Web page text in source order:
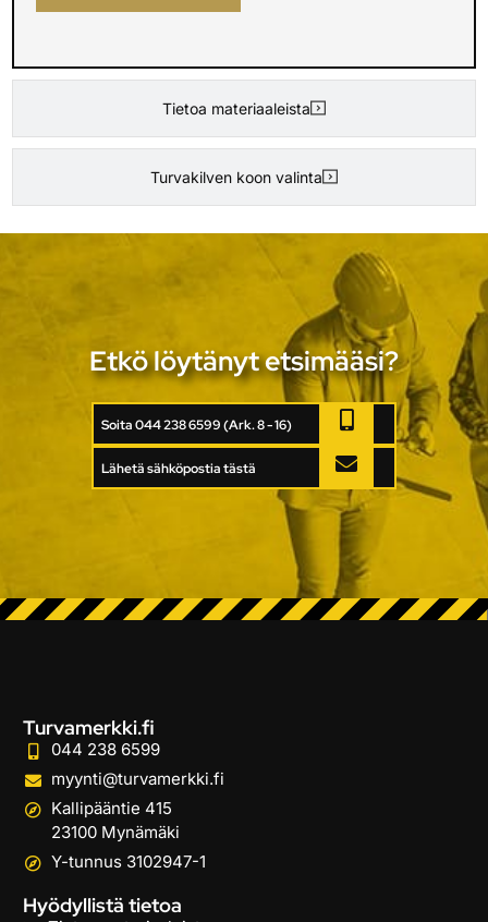
Tietoa materiaaleista
Turvakilven koon valinta
Etkö löytänyt etsimääsi?
Soita 044 238 6599 (Ark. 8 - 16)
Lähetä sähköpostia tästä
Turvamerkki.fi
044 238 6599
myynti@turvamerkki.fi
Kallipääntie 415
23100 Mynämäki
Y-tunnus 3102947-1
Hyödyllistä tietoa